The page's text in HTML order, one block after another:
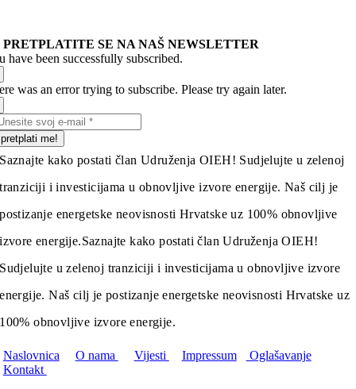
PRETPLATITE SE NA NAŠ NEWSLETTER
have been successfully subscribed.
was an error trying to subscribe. Please try again later.
pretplati me!
Saznajte kako postati član Udruženja OIEH! Sudjelujte u zelenoj
tranziciji i investicijama u obnovljive izvore energije. Naš cilj je
postizanje energetske neovisnosti Hrvatske uz 100% obnovljive
izvore energije.Saznajte kako postati član Udruženja OIEH!
Sudjelujte u zelenoj tranziciji i investicijama u obnovljive izvore
energije. Naš cilj je postizanje energetske neovisnosti Hrvatske uz
100% obnovljive izvore energije.
Naslovnica O nama Vijesti Impressum
Oglašavanje
Kontakt